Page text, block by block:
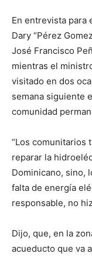
En entrevista para
Dary “Pérez
José Francisco
mientras el
visitado en dos
semana siguiente
comunidad
“Los comunitarios
reparar la
Dominicano, sino,
falta de energía
responsable, no
Dijo, que, en la
acueducto que va